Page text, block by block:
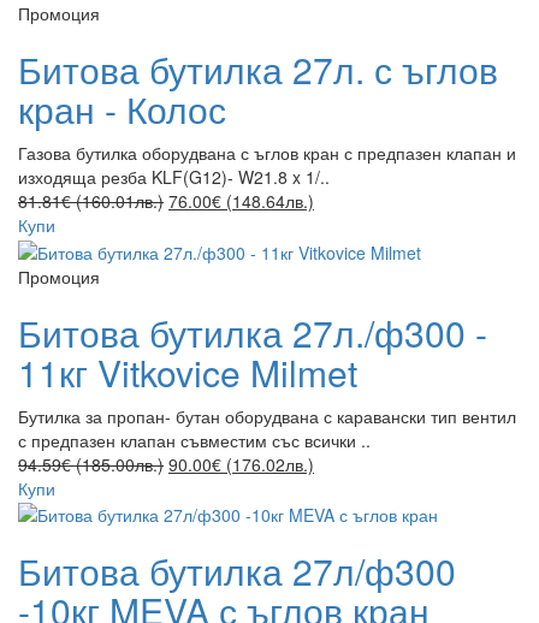
Промоция
Битова бутилка 27л. с ъглов
кран - Колос
Газова бутилка оборудвана с ъглов кран с предпазен клапан и
изходяща резба KLF(G12)- W21.8 x 1/..
81.81€ (160.01лв.) 76.00€ (148.64лв.)
Купи
Промоция
Битова бутилка 27л./ф300 -
11кг Vitkovice Milmet
Бутилка за пропан- бутан оборудвана с каравански тип вентил
с предпазен клапан съвместим със всички ..
94.59€ (185.00лв.) 90.00€ (176.02лв.)
Купи
Битова бутилка 27л/ф300
-10кг MEVA с ъглов кран